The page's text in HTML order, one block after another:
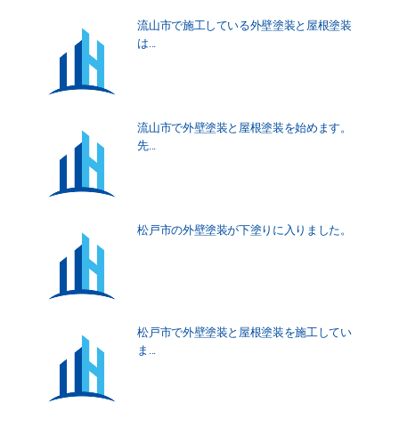
流山市で施工している外壁塗装と屋根塗装
は...
流山市で外壁塗装と屋根塗装を始めます。
先...
松戸市の外壁塗装が下塗りに入りました。
松戸市で外壁塗装と屋根塗装を施工してい
ま...